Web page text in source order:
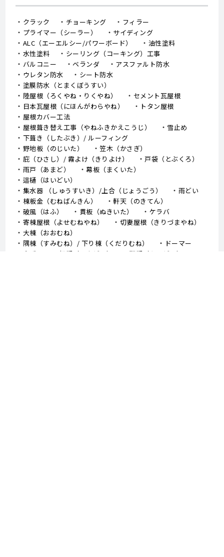
クラック チョーキング
フィラー
プライマー（シーラー）
サイディング
ALC（エーエルシー/パワーボード）
油性塗料
水性塗料
シーリング（コーキング）工事
バルコニー
ベランダ
アスファルト防水
ウレタン防水
シート防水
塗膜防水（とまくぼうすい）
陸屋根（ろくやね・りくやね）
セメント瓦屋根
日本瓦屋根（にほんがわらやね）
トタン屋根
屋根カバー工法
屋根葺き替え工事（やねふきかえこうじ）
雪止め
下葺き（したぶき）/ ルーフィング
野地板（のじいた）
笠木（かさぎ）
庇（ひさし）/ 霧よけ（きりよけ）
戸袋（とぶくろ）
雨戸（あまど）
幕板（まくいた）
這樋（はいどい）
集水器 （しゅうすいき）/上合（じょうごう）
雨どい
棟板金（むねばんきん）
軒天（のきてん）
破風（はふ）
貫板（ぬきいた）
ケラバ
寄棟屋根（よせむねやね）
切妻屋根（きりづまやね）
大棟（おおむね）
隅棟（すみむね）/ 下り棟（くだりむね）
ドーマー
鼻隠し
軒樋（のきどい）
竪樋（たてどい）